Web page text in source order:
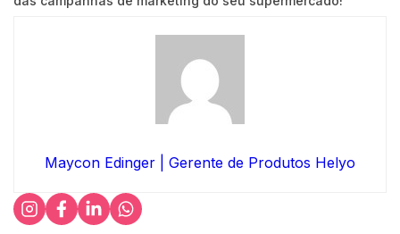
Maycon Edinger | Gerente de Produtos Helyo